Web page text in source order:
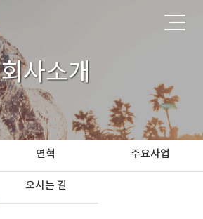
회사소개
연혁 주요사업
오시는 길